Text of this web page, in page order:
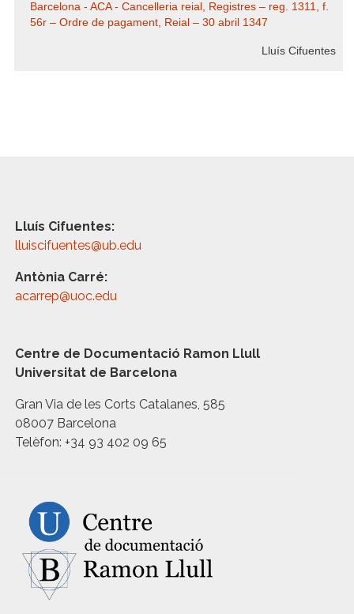
Barcelona - ACA - Cancelleria reial, Registres – reg. 1311, f.
56r – Ordre de pagament, Reial – 30 abril 1347
Lluís Cifuentes
Lluís Cifuentes:
lluiscifuentes@ub.edu
Antònia Carré:
acarrep@uoc.edu
Centre de Documentació Ramon Llull
Universitat de Barcelona
Gran Via de les Corts Catalanes, 585
08007 Barcelona
Telèfon: +34 93 402 09 65